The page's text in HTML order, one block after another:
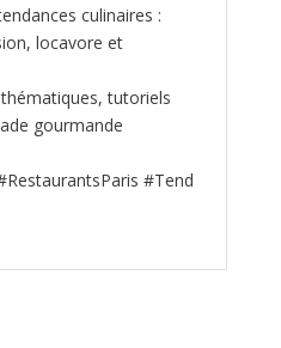
culinaires :
locavore et
tutoriels
gourmande
#Tend